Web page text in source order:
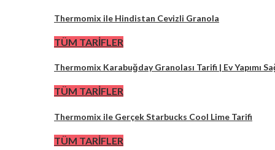
Thermomix ile Hindistan Cevizli Granola
TÜM TARİFLER
Thermomix Karabuğday Granolası Tarifi | Ev Yapımı
TÜM TARİFLER
Thermomix ile Gerçek Starbucks Cool Lime Tarifi
TÜM TARİFLER